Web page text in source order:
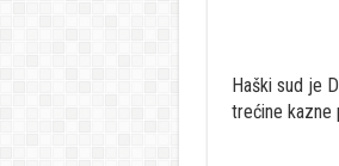
Haški sud je
trećine kazne